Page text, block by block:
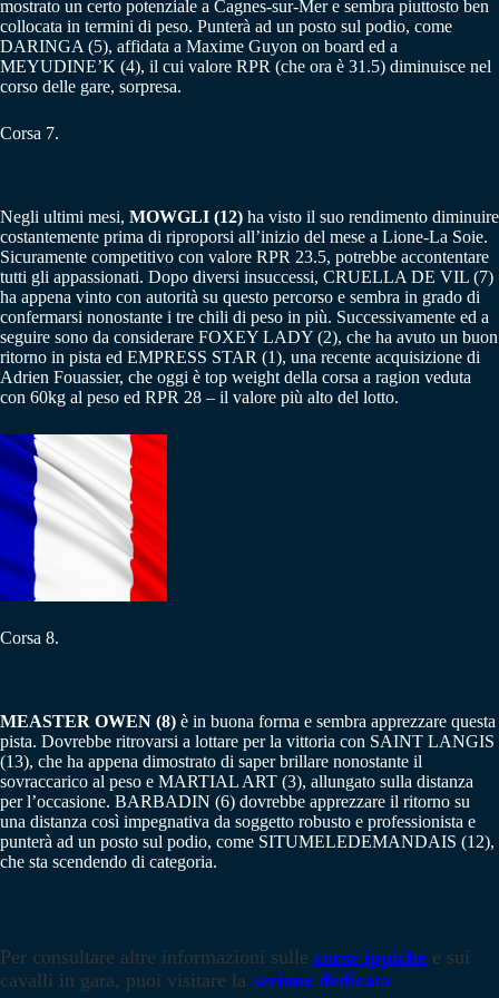
mostrato un certo potenziale a Cagnes-sur-Mer e sembra piuttosto ben
collocata in termini di peso. Punterà ad un posto sul podio, come
DARINGA (5), affidata a Maxime Guyon on board ed a
MEYUDINE’K (4), il cui valore RPR (che ora è 31.5) diminuisce nel
corso delle gare, sorpresa.
Corsa 7.
Negli ultimi mesi, MOWGLI (12) ha visto il suo rendimento diminuire
costantemente prima di riproporsi all’inizio del mese a Lione-La Soie.
Sicuramente competitivo con valore RPR 23.5, potrebbe accontentare
tutti gli appassionati. Dopo diversi insuccessi, CRUELLA DE VIL (7)
ha appena vinto con autorità su questo percorso e sembra in grado di
confermarsi nonostante i tre chili di peso in più. Successivamente ed a
seguire sono da considerare FOXEY LADY (2), che ha avuto un buon
ritorno in pista ed EMPRESS STAR (1), una recente acquisizione di
Adrien Fouassier, che oggi è top weight della corsa a ragion veduta
con 60kg al peso ed RPR 28 – il valore più alto del lotto.
Corsa 8.
MEASTER OWEN (8) è in buona forma e sembra apprezzare questa
pista. Dovrebbe ritrovarsi a lottare per la vittoria con SAINT LANGIS
(13), che ha appena dimostrato di saper brillare nonostante il
sovraccarico al peso e MARTIAL ART (3), allungato sulla distanza
per l’occasione. BARBADIN (6) dovrebbe apprezzare il ritorno su
una distanza così impegnativa da soggetto robusto e professionista e
punterà ad un posto sul podio, come SITUMELEDEMANDAIS (12),
che sta scendendo di categoria.
Per consultare altre informazioni sulle corse ippiche e sui
cavalli in gara, puoi visitare la sezione dedicata